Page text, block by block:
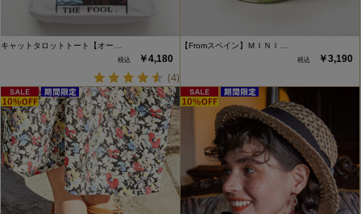
キャットタロットトート【オー…
￥4,180
(4)
【Fromスペイン】ＭＩＮＩ…
￥3,190